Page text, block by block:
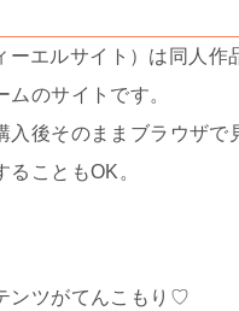
ーエルサイト）は同人作
ムのサイトです。
入後そのままブラウザで
ることもOK。
ンツがてんこもり♡